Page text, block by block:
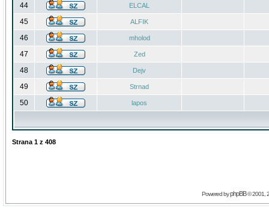
44 ELCAL
45 ALFIK
46 mholod
47 Zed
48 Dejv
49 Strnad
50 lapos
Strana 1 z 408
Powered byphpBB© 2001,